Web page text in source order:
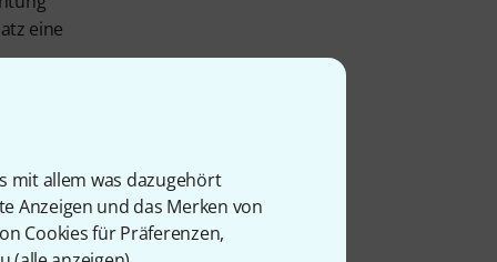
mit allem was dazugehört
Anzeigen und das Merken von
Cookies für Präferenzen,
eine